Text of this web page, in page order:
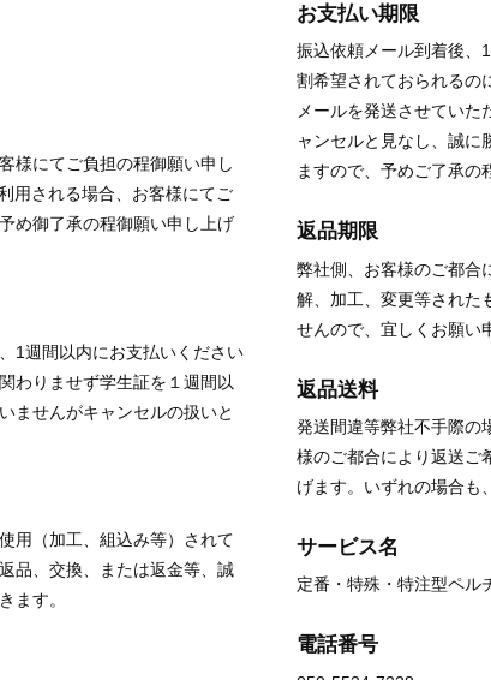
様にてご負担の程御願い申し
用される場合、お客様にてご
め御了承の程御願い申し上げ
1週間以内にお支払いください
わりませず学生証を１週間以
ませんがキャンセルの扱いと
用（加工、組込み等）されて
品、交換、または返金等、誠
ます。
お支払い期限
振込依頼メール到着後、
割希望されておられるの
メールを発送させてい
ャンセルと見なし、誠に
ますので、予めご了承の
返品期限
弊社側、お客様のご都
解、加工、変更等された
せんので、宜しくお願い
返品送料
発送間違等弊社不手際の
様のご都合により返送ご
げます。いずれの場合も
サービス名
定番・特殊・特注型ペ
電話番号